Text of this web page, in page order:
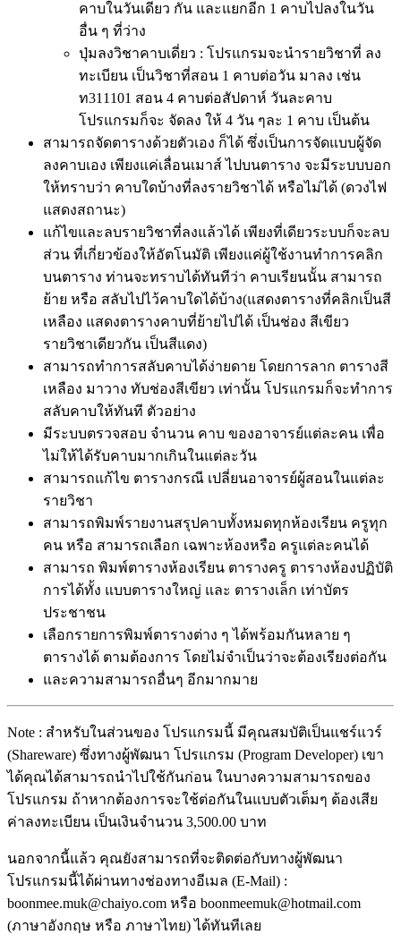
คาบในวันเดียว กัน และแยกอีก 1 คาบไปลงในวัน
อื่น ๆ ที่ว่าง
ปุ่มลงวิชาคาบเดี่ยว : โปรแกรมจะนำรายวิชาที่ ลง
ทะเบียน เป็นวิชาที่สอน 1 คาบต่อวัน มาลง เช่น
ท311101 สอน 4 คาบต่อสัปดาห์ วันละคาบ
โปรแกรมก็จะ จัดลง ให้ 4 วัน ๆละ 1 คาบ เป็นต้น
สามารถจัดตารางด้วยตัวเอง ก็ได้ ซึ่งเป็นการจัดแบบผู้จัด
ลงคาบเอง เพียงแค่เลื่อนเมาส์ ไปบนตาราง จะมีระบบบอก
ให้ทราบว่า คาบใดบ้างที่ลงรายวิชาได้ หรือไม่ได้ (ดวงไฟ
แสดงสถานะ)
แก้ไขและลบรายวิชาที่ลงแล้วได้ เพียงที่เดียวระบบก็จะลบ
ส่วน ที่เกี่ยวข้องให้อัตโนมัติ เพียงแค่ผู้ใช้งานทำการคลิก
บนตาราง ท่านจะทราบได้ทันทีว่า คาบเรียนนั้น สามารถ
ย้าย หรือ สลับไปไว้คาบใดได้บ้าง(แสดงตารางที่คลิกเป็นสี
เหลือง แสดงตารางคาบที่ย้ายไปได้ เป็นช่อง สีเขียว
รายวิชาเดียวกัน เป็นสีแดง)
สามารถทำการสลับคาบได้ง่ายดาย โดยการลาก ตารางสี
เหลือง มาวาง ทับช่องสีเขียว เท่านั้น โปรแกรมก็จะทำการ
สลับคาบให้ทันที ตัวอย่าง
มีระบบตรวจสอบ จำนวน คาบ ของอาจารย์แต่ละคน เพื่อ
ไม่ให้ได้รับคาบมากเกินในแต่ละวัน
สามารถแก้ไข ตารางกรณี เปลี่ยนอาจารย์ผู้สอนในแต่ละ
รายวิชา
สามารถพิมพ์รายงานสรุปคาบทั้งหมดทุกห้องเรียน ครูทุก
คน หรือ สามารถเลือก เฉพาะห้องหรือ ครูแต่ละคนได้
สามารถ พิมพ์ตารางห้องเรียน ตารางครู ตารางห้องปฏิบัติ
การได้ทั้ง แบบตารางใหญ่ และ ตารางเล็ก เท่าบัตร
ประชาชน
เลือกรายการพิมพ์ตารางต่าง ๆ ได้พร้อมกันหลาย ๆ
ตารางได้ ตามต้องการ โดยไม่จำเป็นว่าจะต้องเรียงต่อกัน
และความสามารถอื่นๆ อีกมากมาย
Note : สำหรับในส่วนของ โปรแกรมนี้ มีคุณสมบัติเป็นแชร์แวร์
(Shareware) ซึ่งทางผู้พัฒนา โปรแกรม (Program Developer) เขา
ได้คุณได้สามารถนำไปใช้กันก่อน ในบางความสามารถของ
โปรแกรม ถ้าหากต้องการจะใช้ต่อกันในแบบตัวเต็มๆ ต้องเสีย
ค่าลงทะเบียน เป็นเงินจำนวน 3,500.00 บาท
นอกจากนี้แล้ว คุณยังสามารถที่จะติดต่อกับทางผู้พัฒนา
โปรแกรมนี้ได้ผ่านทางช่องทางอีเมล (E-Mail) :
boonmee.muk@chaiyo.com หรือ boonmeemuk@hotmail.com
(ภาษาอังกฤษ หรือ ภาษาไทย) ได้ทันทีเลย